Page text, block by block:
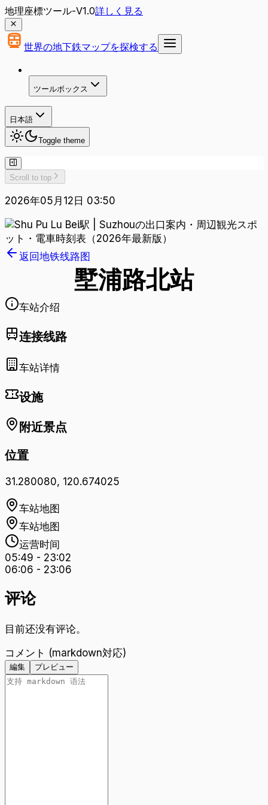
地理座標ツール-V1.0詳しく見る
世界の地下鉄マップを探検する
ツールボックス
日本語
Toggle theme
Scroll to top
2026年05月12日 03:50
返回地铁线路图
墅浦路北站
车站介绍
连接线路
车站详情
设施
附近景点
位置
31.280080, 120.674025
车站地图
车站地图
运营时间
05:49 - 23:02
06:06 - 23:06
评论
目前还没有评论。
コメント (markdown対応)
編集 プレビュー